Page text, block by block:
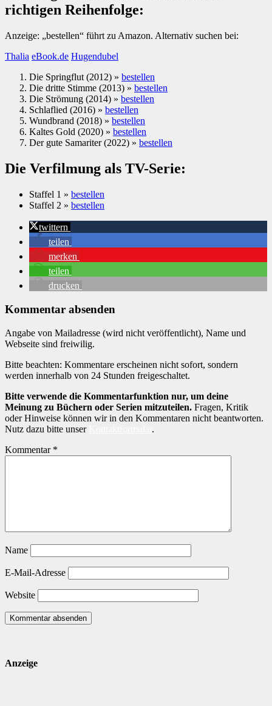
richtigen Reihenfolge:
Anzeige: „bestellen“ führt zu Amazon. Alternativ suchen bei:
Thalia eBook.de Hugendubel
Die Springflut (2012) » bestellen
Die dritte Stimme (2013) » bestellen
Die Strömung (2014) » bestellen
Schlaflied (2016) » bestellen
Wundbrand (2018) » bestellen
Kaltes Gold (2020) » bestellen
Der gute Samariter (2022) » bestellen
Die Verfilmung als TV-Serie:
Staffel 1 » bestellen
Staffel 2 » bestellen
twittern
teilen
merken
teilen
drucken
Kommentar absenden
Angabe von Mailadresse (wird nicht veröffentlicht), Name und
Webseite sind freiwilig.
Bitte beachten: Kommentare erscheinen nicht sofort, sondern
werden innerhalb von 24 Stunden freigeschaltet.
Bitte verwende die Kommentarfunktion nur, um deine
Meinung zu Büchern oder Serien mitzuteilen. Fragen, Kritik
oder Hinweise können wir in den Kommentaren nicht beantworten.
Nutz dazu bitte unser
.
Kommentar *
Name
E-Mail-Adresse
Website
Anzeige